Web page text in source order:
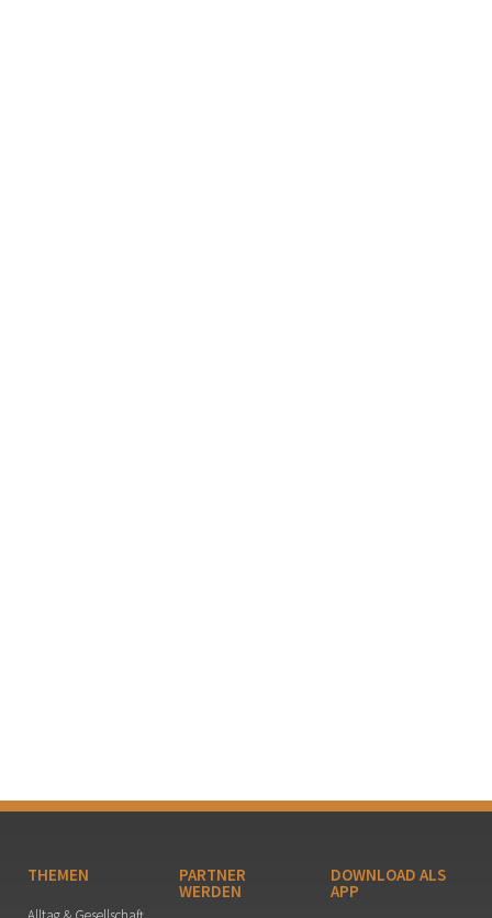
THEMEN PARTNER
WERDEN
DOWNLOAD ALS
APP